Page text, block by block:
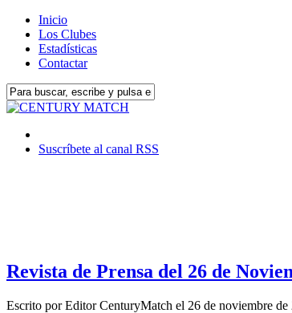
Inicio
Los Clubes
Estadísticas
Contactar
Suscríbete al canal RSS
Revista de Prensa del 26 de
Escrito porEditor CenturyMatch el 26 de noviembre de